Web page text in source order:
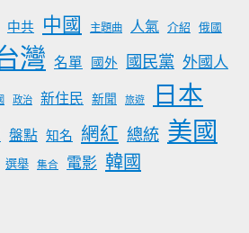
中共 中國 主題曲 人氣 介紹 俄國
灣 名單 國外 國民黨 外國人
政治 新住民 新聞 旅遊 日本
盤點 知名 網紅 總統 美國
選舉 集合 電影 韓國